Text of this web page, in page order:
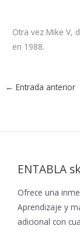
Otra vez Mike V,
en 1988.
← Entrada anterior
ENTABLA
Ofrece una
Aprendizaje y
adicional con